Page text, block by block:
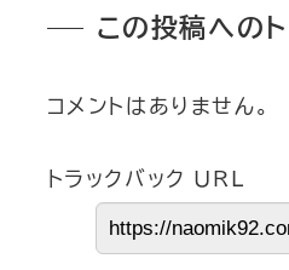
この投稿への
コメントはありません。
トラックバック URL